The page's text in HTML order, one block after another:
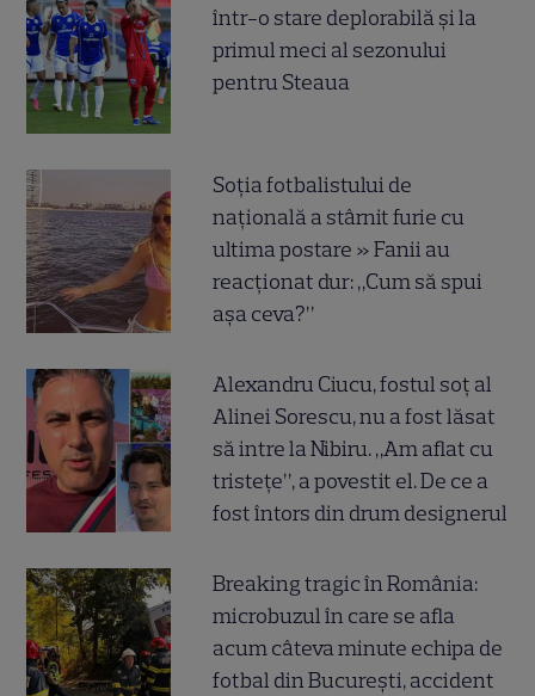
într-o stare deplorabilă și la
primul meci al sezonului
pentru Steaua
Soția fotbalistului de
națională a stârnit furie cu
ultima postare » Fanii au
reacționat dur: „Cum să spui
așa ceva?”
Alexandru Ciucu, fostul soț al
Alinei Sorescu, nu a fost lăsat
să intre la Nibiru. „Am aflat cu
tristețe”, a povestit el. De ce a
fost întors din drum designerul
Breaking tragic în România:
microbuzul în care se afla
acum câteva minute echipa de
fotbal din București, accident